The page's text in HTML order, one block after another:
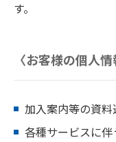
す。
〈お客様の個人情
加入案内等の資
各種サービスに